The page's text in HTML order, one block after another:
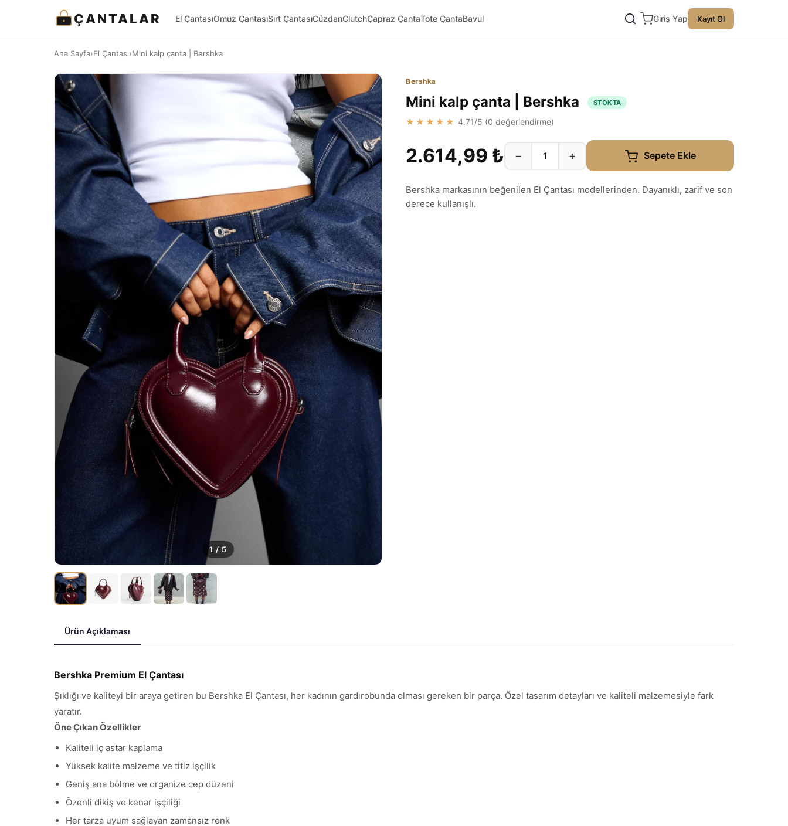
ÇANTALAR El ÇantasıOmuz ÇantasıSırt ÇantasıCüzdanClutchÇapraz ÇantaTote ÇantaBavul Giriş Yap Kayıt Ol
Ana Sayfa›El Çantası›Mini kalp çanta | Bershka
1 / 5
Bershka
Mini kalp çanta | Bershka STOKTA
★★★★★ 4.71/5 (0 değerlendirme)
2.614,99 ₺ − + Sepete Ekle
Bershka markasının beğenilen El Çantası modellerinden. Dayanıklı, zarif ve son
derece kullanışlı.
Ürün Açıklaması
Bershka Premium El Çantası
Şıklığı ve kaliteyi bir araya getiren bu Bershka El Çantası, her kadının gardırobunda olması gereken bir parça. Özel tasarım detayları ve kaliteli malzemesiyle fark
yaratır.
Öne Çıkan Özellikler
Kaliteli iç astar kaplama
Yüksek kalite malzeme ve titiz işçilik
Geniş ana bölme ve organize cep düzeni
Özenli dikiş ve kenar işçiliği
Her tarza uyum sağlayan zamansız renk